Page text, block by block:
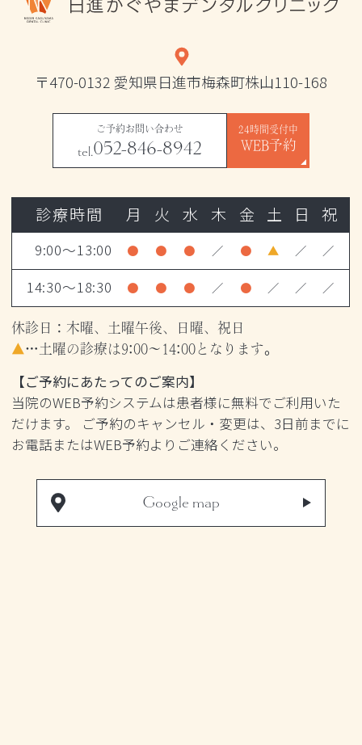
〒470-0132 愛知県日進市梅森町株山110-168
ご予約お問い合わせ
tel.052-846-8942
24時間受付中
WEB予約
診療時間 月 火 水 木 金 土 日 祝
9:00～13:00 ● ● ● ／ ● ▲ ／ ／
14:30～18:30 ● ● ● ／ ● ／ ／ ／
休診日：木曜、土曜午後、日曜、祝日
▲…土曜の診療は9:00～14:00となります。
【ご予約にあたってのご案内】
当院のWEB予約システムは患者様に無料でご利用いた
だけます。 ご予約のキャンセル・変更は、3日前までに
お電話またはWEB予約よりご連絡ください。
Google map